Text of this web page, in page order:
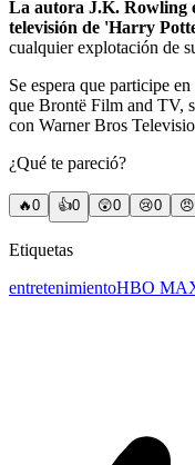
La autora J.K. Rowling
televisión de 'Harry
cualquier explotación de
Se espera que participe
que Brontë Film and TV,
con Warner Bros
¿Qué te pareció?
🔥0 👍0 😲0 😢0 😠
Etiquetas
entretenimientoHBO